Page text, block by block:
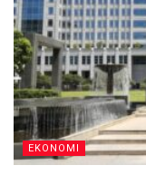
EKONOMI